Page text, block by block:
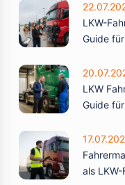
LKW-
Guide
LKW
Guide
als